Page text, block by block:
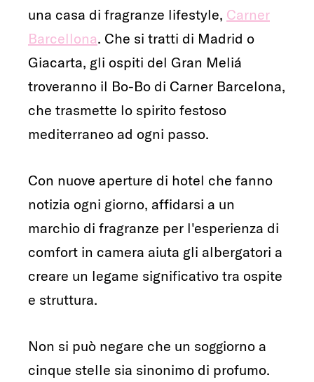
una casa di fragranze lifestyle, Carner
Barcellona. Che si tratti di Madrid o
Giacarta, gli ospiti del Gran Meliá
troveranno il Bo-Bo di Carner Barcelona,
che trasmette lo spirito festoso
mediterraneo ad ogni passo.
Con nuove aperture di hotel che fanno
notizia ogni giorno, affidarsi a un
marchio di fragranze per l'esperienza di
comfort in camera aiuta gli albergatori a
creare un legame significativo tra ospite
e struttura.
Non si può negare che un soggiorno a
cinque stelle sia sinonimo di profumo.